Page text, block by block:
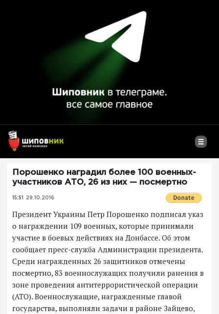
Порошенко наградил более 100 военных-
участников АТО, 26 из них — посмертно
15:51 29.10.2016
Президент Украины Петр Порошенко подписал указ
о награждении 109 военных, которые принимали
участие в боевых действиях на Донбассе. Об этом
сообщает пресс-служба Администрации президента.
Среди награжденных 26 защитников отмечены
посмертно, 83 военнослужащих получили ранения в
зоне проведения антитеррористической операции
(АТО). Военнослужащие, награжденные главой
государства, выполняли задачи в районе Зайцево,